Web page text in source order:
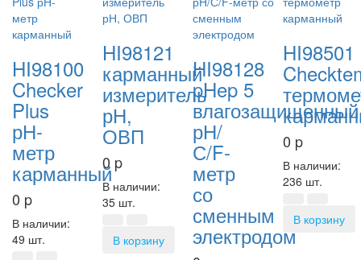
HI98100
Checker
Plus
рН-
метр
карманный
0 p
В наличии:
49 шт.
HI98121
карманный
измеритель
рН,
ОВП
0 p
В наличии:
35 шт.
В корзину
HI98128
pHep 5
влагозащищенный
рН/
С/F-
метр
со
сменным
электродом
HI98501
0 p
В наличии:
236 шт.
В корзину